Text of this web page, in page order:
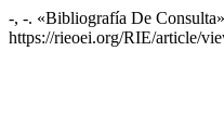
-, -. «Bibliografía De
https://rieoei.org/RIE/article/